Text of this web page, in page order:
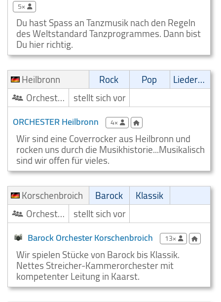
5×
Du hast Spass an Tanzmusik nach den Regeln
des Weltstandard Tanzprogrammes. Dann bist
Du hier richtig.
Heilbronn
Rock Pop
Liedermacher
Orchester/Ensemble
stellt sich vor
ORCHESTER Heilbronn 4×
Wir sind eine Coverrocker aus Heilbronn und
rocken uns durch die Musikhistorie...Musikalisch
sind wir offen für vieles.
Korschenbroich
Barock
Klassik
Orchester/Ensemble
stellt sich vor
Barock Orchester Korschenbroich 13×
Wir spielen Stücke von Barock bis Klassik.
Nettes Streicher-Kammerorchester mit
kompetenter Leitung in Kaarst.